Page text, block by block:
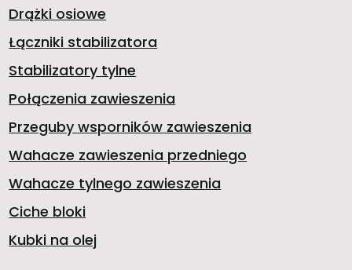
57
2
O
W
Drążki osiowe
Łączniki stabilizatora
Stabilizatory tylne
Połączenia zawieszenia
Przeguby wsporników zawieszenia
Wahacze zawieszenia przedniego
Wahacze tylnego zawieszenia
Ciche bloki
Kubki na olej